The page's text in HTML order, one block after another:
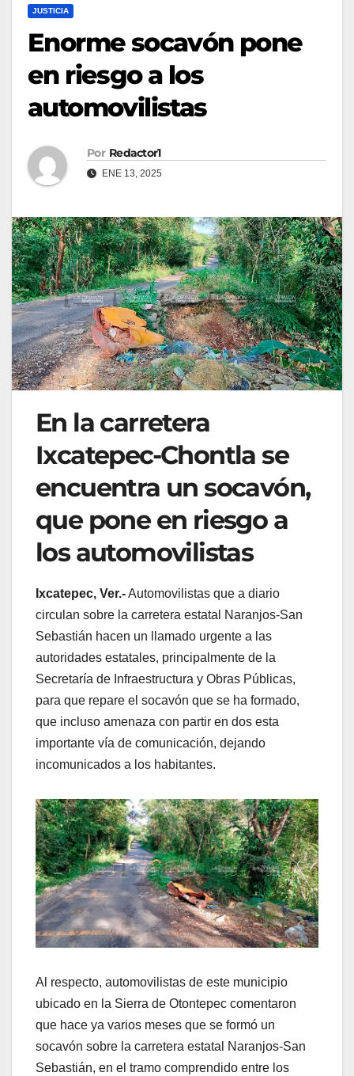
JUSTICIA
Enorme socavón pone
en riesgo a los
automovilistas
Por Redactor1
ENE 13, 2025
En la carretera
Ixcatepec-Chontla se
encuentra un socavón,
que pone en riesgo a
los automovilistas
Ixcatepec, Ver.-Automovilistas que a diario
circulan sobre la carretera estatal Naranjos-San
Sebastián hacen un llamado urgente a las
autoridades estatales, principalmente de la
Secretaría de Infraestructura y Obras Públicas,
para que repare el socavón que se ha formado,
que incluso amenaza con partir en dos esta
importante vía de comunicación, dejando
incomunicados a los habitantes.
Al respecto, automovilistas de este municipio
ubicado en la Sierra de Otontepec comentaron
que hace ya varios meses que se formó un
socavón sobre la carretera estatal Naranjos-San
Sebastián, en el tramo comprendido entre los